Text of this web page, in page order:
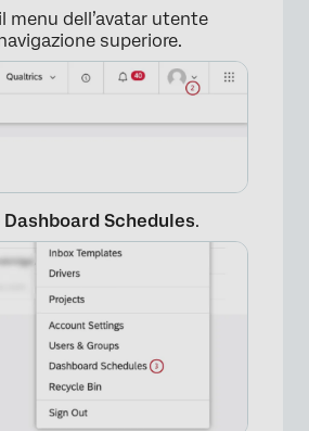
menu dell’avatar utente
superiore.
Dashboard Schedules.